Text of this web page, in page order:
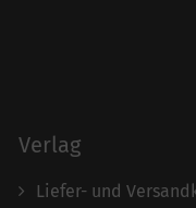
Verlag
Liefer- und